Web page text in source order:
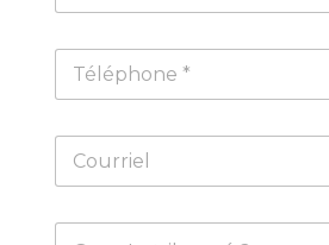
m
T
l
o
n
C
u
M